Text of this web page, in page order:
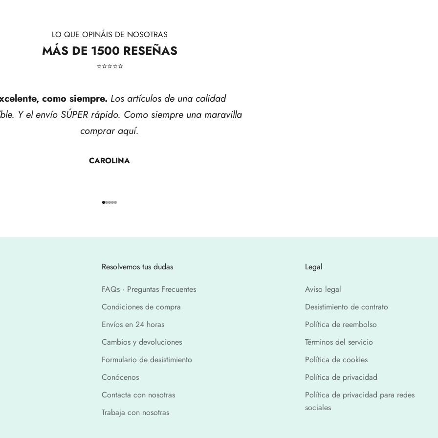
LO QUE OPINÁIS DE NOSOTRAS
MÁS DE 1500 RESEÑAS
⭐​⭐​⭐​⭐​⭐​
como siempre. Los artículos de una calidad
Y el envío SÚPER rápido. Como siempre una maravilla
comprar aquí.
CAROLINA
Ir al artículo 1
Ir al artículo 2
Ir al artículo 3
Ir al artículo 4
Ir al artículo 5
Resolvemos tus dudas
FAQs · Preguntas Frecuentes
Condiciones de compra
Envíos en 24 horas
Cambios y devoluciones
Formulario de desistimiento
Conócenos
Contacta con nosotras
Trabaja con nosotras
Legal
Aviso legal
Desistimiento de contrato
Política de reembolso
Términos del servicio
Política de cookies
Política de privacidad
Política de privacidad para redes
sociales